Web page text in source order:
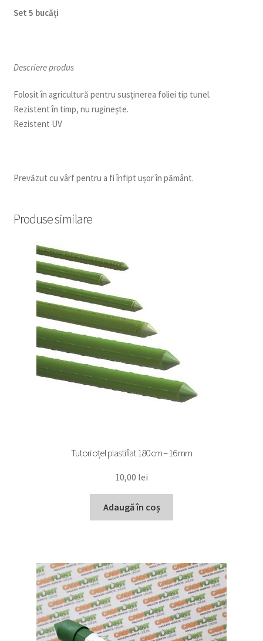
Set 5 bucăți
Descriere produs
Folosit în agricultură pentru susținerea foliei tip tunel.
Rezistent în timp, nu ruginește.
Rezistent UV
Prevăzut cu vârf pentru a fi înfipt ușor în pământ.
Produse similare
Tutori oțel plastifiat 180 cm – 16 mm
10,00 lei
Adaugă în coș